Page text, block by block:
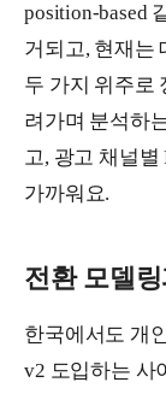
position-based
거되고, 현재는
두 가지 위주로
려가며 분석하
고, 광고 채널별
가까워요.
전환 모델
한국에서도 개
v2 도입하는 사